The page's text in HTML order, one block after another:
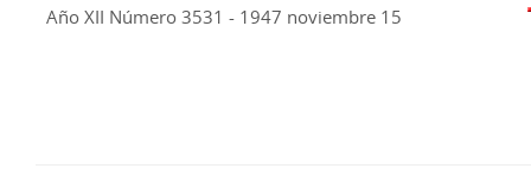
Año XII Número 3531 - 1947 noviembre 15